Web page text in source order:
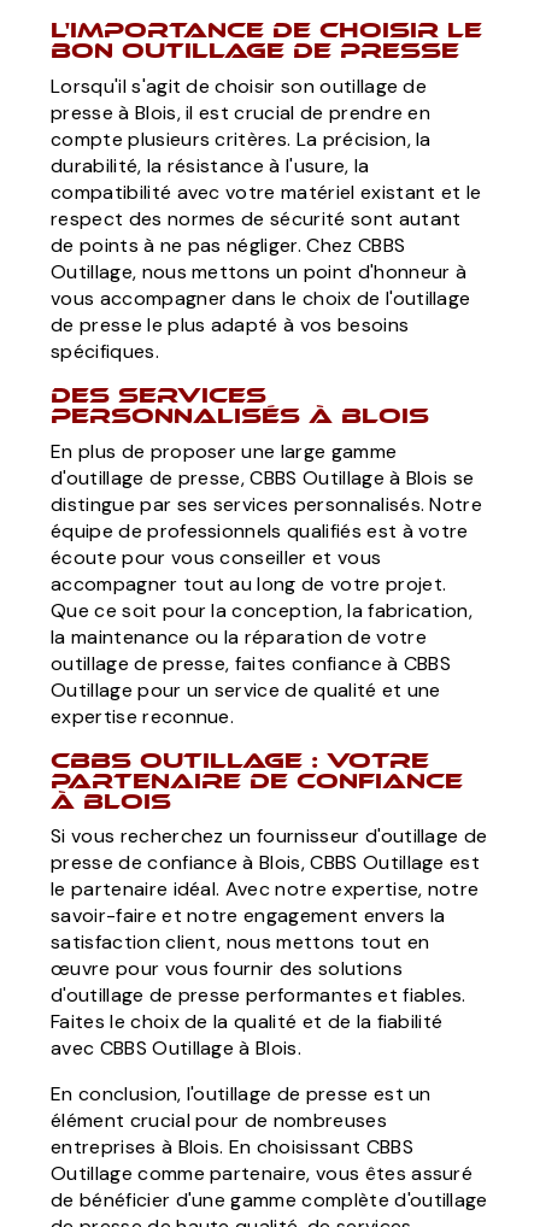
L'Importance de Choisir le
Bon Outillage de Presse
Lorsqu'il s'agit de choisir son outillage de
presse à Blois, il est crucial de prendre en
compte plusieurs critères. La précision, la
durabilité, la résistance à l'usure, la
compatibilité avec votre matériel existant et le
respect des normes de sécurité sont autant
de points à ne pas négliger. Chez CBBS
Outillage, nous mettons un point d'honneur à
vous accompagner dans le choix de l'outillage
de presse le plus adapté à vos besoins
spécifiques.
Des Services
Personnalisés à Blois
En plus de proposer une large gamme
d'outillage de presse, CBBS Outillage à Blois se
distingue par ses services personnalisés. Notre
équipe de professionnels qualifiés est à votre
écoute pour vous conseiller et vous
accompagner tout au long de votre projet.
Que ce soit pour la conception, la fabrication,
la maintenance ou la réparation de votre
outillage de presse, faites confiance à CBBS
Outillage pour un service de qualité et une
expertise reconnue.
CBBS Outillage : Votre
Partenaire de Confiance
à Blois
Si vous recherchez un fournisseur d'outillage de
presse de confiance à Blois, CBBS Outillage est
le partenaire idéal. Avec notre expertise, notre
savoir-faire et notre engagement envers la
satisfaction client, nous mettons tout en
œuvre pour vous fournir des solutions
d'outillage de presse performantes et fiables.
Faites le choix de la qualité et de la fiabilité
avec CBBS Outillage à Blois.
En conclusion, l'outillage de presse est un
élément crucial pour de nombreuses
entreprises à Blois. En choisissant CBBS
Outillage comme partenaire, vous êtes assuré
de bénéficier d'une gamme complète d'outillage